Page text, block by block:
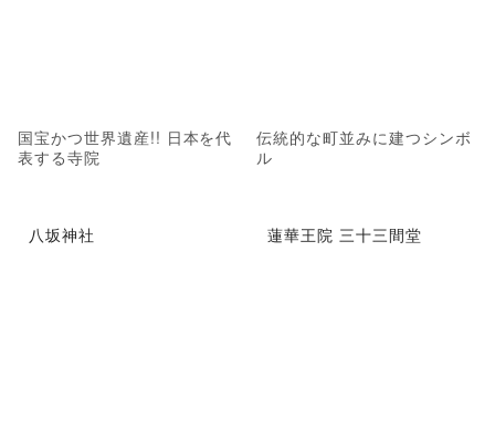
国宝かつ世界遺産!! 日本を代
表する寺院
伝統的な町並みに建つシンボ
ル
八坂神社 蓮華王院 三十三間堂